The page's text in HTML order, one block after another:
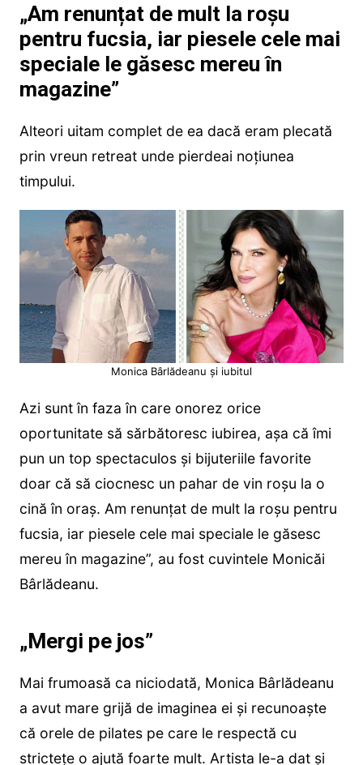
„Am renunțat de mult la roșu
pentru fucsia, iar piesele cele mai
speciale le găsesc mereu în
magazine”
Alteori uitam complet de ea dacă eram plecată
prin vreun retreat unde pierdeai noțiunea
timpului.
Monica Bârlădeanu și iubitul
Azi sunt în faza în care onorez orice
oportunitate să sărbătoresc iubirea, așa că îmi
pun un top spectaculos și bijuteriile favorite
doar că să ciocnesc un pahar de vin roșu la o
cină în oraș. Am renunțat de mult la roșu pentru
fucsia, iar piesele cele mai speciale le găsesc
mereu în magazine”, au fost cuvintele Monicăi
Bârlădeanu.
„Mergi pe jos”
Mai frumoasă ca niciodată, Monica Bârlădeanu
a avut mare grijă de imaginea ei și recunoaște
că orele de pilates pe care le respectă cu
strictețe o ajută foarte mult. Artista le-a dat și